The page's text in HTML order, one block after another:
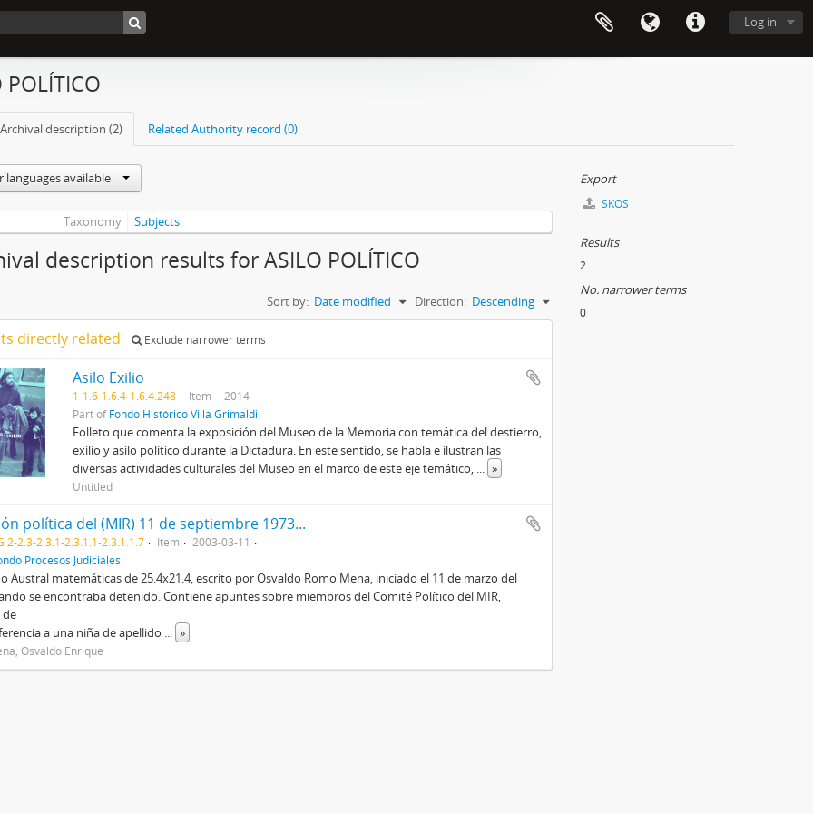
Log in
POLÍTICO
description (2) Related Authority record (0)
languages available
Taxonomy Subjects
description results for ASILO POLÍTICO
Sort by: Date modified Direction: Descending
directly related Exclude narrower terms
Asilo Exilio
1-1.6-1.6.4-1.6.4.248 Item
2014
Part ofFondo Histórico Villa Grimaldi
Folleto que comenta la exposición del Museo de la Memoria con temática del destierro,
exilio y asilo político durante la Dictadura. En este sentido, se habla e ilustran las
diversas actividades culturales del Museo en el marco de este eje temático, ... »
Untitled
política del (MIR) 11 de septiembre 1973...
2-2.3-2.3.1-2.3.1.1-2.3.1.1.7 Item
2003-03-11
Procesos Judiciales
Austral matemáticas de 25.4x21.4, escrito por Osvaldo Romo Mena, iniciado el 11 de marzo del
se encontraba detenido. Contiene apuntes sobre miembros del Comité Político del MIR,
de
a una niña de apellido ... »
Osvaldo Enrique
Export
SKOS
Results
2
No. narrower terms
0